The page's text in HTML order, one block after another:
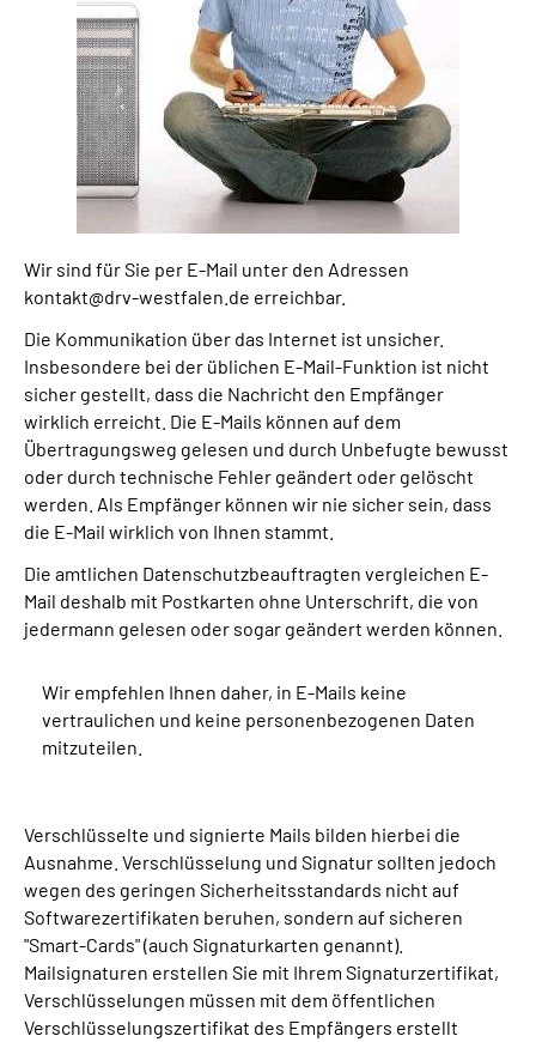
Wir sind für Sie per E-Mail unter den Adressen
kontakt@drv-westfalen.de erreichbar.
Die Kommunikation über das Internet ist unsicher.
Insbesondere bei der üblichen E-Mail-Funktion ist nicht
sicher gestellt, dass die Nachricht den Empfänger
wirklich erreicht. Die E-Mails können auf dem
Übertragungsweg gelesen und durch Unbefugte bewusst
oder durch technische Fehler geändert oder gelöscht
werden. Als Empfänger können wir nie sicher sein, dass
die E-Mail wirklich von Ihnen stammt.
Die amtlichen Datenschutzbeauftragten vergleichen E-
Mail deshalb mit Postkarten ohne Unterschrift, die von
jedermann gelesen oder sogar geändert werden können.
Wir empfehlen Ihnen daher, in E-Mails keine
vertraulichen und keine personenbezogenen Daten
mitzuteilen.
Verschlüsselte und signierte Mails bilden hierbei die
Ausnahme. Verschlüsselung und Signatur sollten jedoch
wegen des geringen Sicherheitsstandards nicht auf
Softwarezertifikaten beruhen, sondern auf sicheren
"Smart-Cards" (auch Signaturkarten genannt).
Mailsignaturen erstellen Sie mit Ihrem Signaturzertifikat,
Verschlüsselungen müssen mit dem öffentlichen
Verschlüsselungszertifikat des Empfängers erstellt